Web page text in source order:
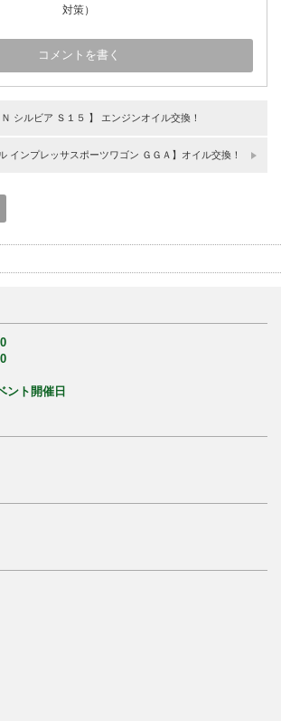
対策）
Ｎ シルビア Ｓ１５ 】 エンジンオイル交換！
インプレッサスポーツワゴン ＧＧＡ】オイル交換！
ント開催日